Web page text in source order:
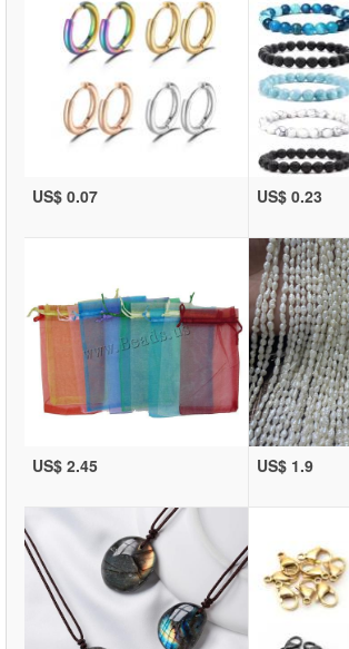
US$ 0.07 US$ 0.23
US$ 2.45 US$ 1.9